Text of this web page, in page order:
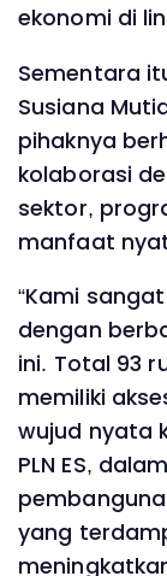
ekonomi di
Sementara
Susiana
pihaknya
kolaborasi
sektor,
manfaat
“Kami
dengan
ini. Total 93
memiliki
wujud nyata
PLN ES,
yang